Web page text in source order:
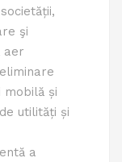
şi
aer
mobilă și
utilități și
a